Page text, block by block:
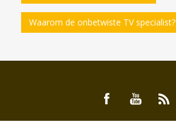
Waarom de onbetwiste TV specialist?